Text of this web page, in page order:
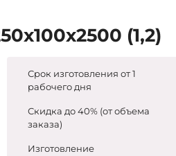
(1,2)
Срок изготовления от 1
рабочего дня
Скидка до 40% (от объема
заказа)
Изготовление